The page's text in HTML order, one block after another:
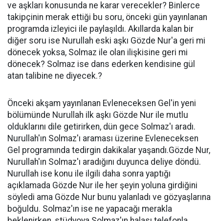
ve aşkları konusunda ne karar verecekler? Binlerce
takipçinin merak ettiği bu soru, önceki gün yayınlanan
programda izleyici ile paylaşıldı. Akıllarda kalan bir
diğer soru ise Nurullah eski aşkı Gözde Nur'a geri mi
dönecek yoksa, Solmaz ile olan ilişkisine geri mi
dönecek? Solmaz ise dans ederken kendisine gül
atan talibine ne diyecek.?
Önceki akşam yayınlanan Evleneceksen Gel'in yeni
bölümünde Nurullah ilk aşkı Gözde Nur ile mutlu
olduklarını dile getirirken, dün gece Solmaz'ı aradı.
Nurullah'ın Solmaz'ı araması üzerine Evleneceksen
Gel programında tedirgin dakikalar yaşandı.Gözde Nur,
Nurullah'ın Solmaz'ı aradığını duyunca deliye döndü.
Nurullah ise konu ile ilgili daha sonra yaptığı
açıklamada Gözde Nur ile her şeyin yoluna girdiğini
söyledi ama Gözde Nur bunu yalanladı ve gözyaşlarına
boğuldu. Solmaz'ın ise ne yapacağı merakla